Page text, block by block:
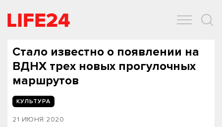
Стало известно о появлении на
ВДНХ трех новых прогулочных
маршрутов
КУЛЬТУРА
21 ИЮНЯ 2020